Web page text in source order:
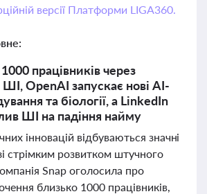
версії Платформи LIGA360.
працівників через
OpenAI запускає нові AI-
та біології, а LinkedIn
ШІ на падіння найму
інновацій відбуваються значні
стрімким розвитком штучного
Snap оголосила про
близько 1000 працівників,